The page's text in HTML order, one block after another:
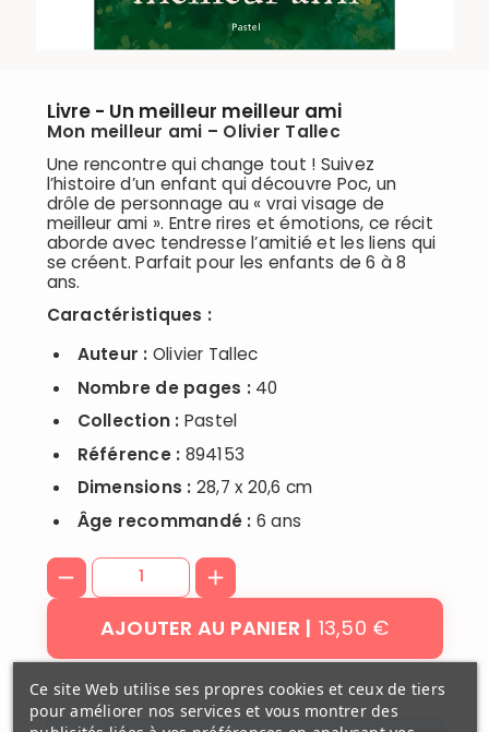
Livre - Un meilleur meilleur ami
Mon meilleur ami – Olivier Tallec
Une rencontre qui change tout ! Suivez
l’histoire d’un enfant qui découvre Poc, un
drôle de personnage au « vrai visage de
meilleur ami ». Entre rires et émotions, ce récit
aborde avec tendresse l’amitié et les liens qui
se créent. Parfait pour les enfants de 6 à 8
ans.
Caractéristiques :
Auteur : Olivier Tallec
Nombre de pages :40
Collection : Pastel
Référence : 894153
Dimensions : 28,7 x 20,6 cm
Âge recommandé : 6 ans
13,50 €
AJOUTER AU PANIER
Ce site Web utilise ses propres cookies et ceux de tiers
pour améliorer nos services et vous montrer des